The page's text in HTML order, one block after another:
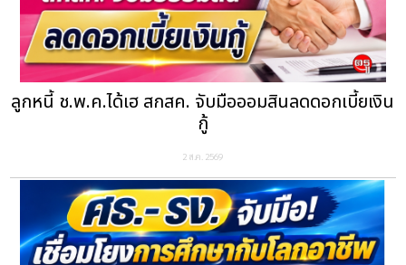
ลูกหนี้ ช.พ.ค.ได้เฮ สกสค. จับมือออมสินลดดอกเบี้ยเงิน
กู้
2 ส.ค. 2569